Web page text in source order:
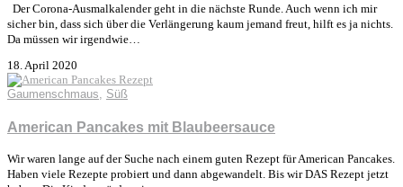
Der Corona-Ausmalkalender geht in die nächste Runde. Auch wenn ich mir
sicher bin, dass sich über die Verlängerung kaum jemand freut, hilft es ja nichts.
Da müssen wir irgendwie…
18. April 2020
Gaumenschmaus Süß
American Pancakes mit Blaubeersauce
Wir waren lange auf der Suche nach einem guten Rezept für American Pancakes.
Haben viele Rezepte probiert und dann abgewandelt. Bis wir DAS Rezept jetzt